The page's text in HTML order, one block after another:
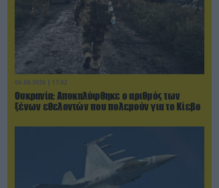
06.08.2026 | 17:02
Ουκρανία: Αποκαλύφθηκε ο αριθμός των
ξένων εθελοντών που πολεμούν για το Κίεβο